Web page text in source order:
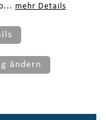
mehr Details
ändern